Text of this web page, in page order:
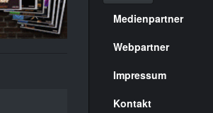
Menülinks
rechte
Seite
Medienpartner
Webpartner
Impressum
Kontakt